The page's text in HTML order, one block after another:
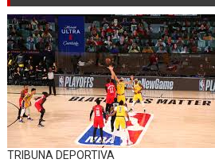
TRIBUNA DEPORTIVA